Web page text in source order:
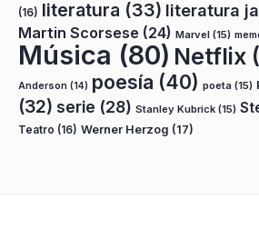
(16) literatura (33) literatura
Martin Scorsese (24) Marvel (15)
Música (80) Netflix
Anderson (14) poesía (40) poeta (15)
(32) serie (28) Stanley Kubrick (15)
Teatro (16) Werner Herzog (17)